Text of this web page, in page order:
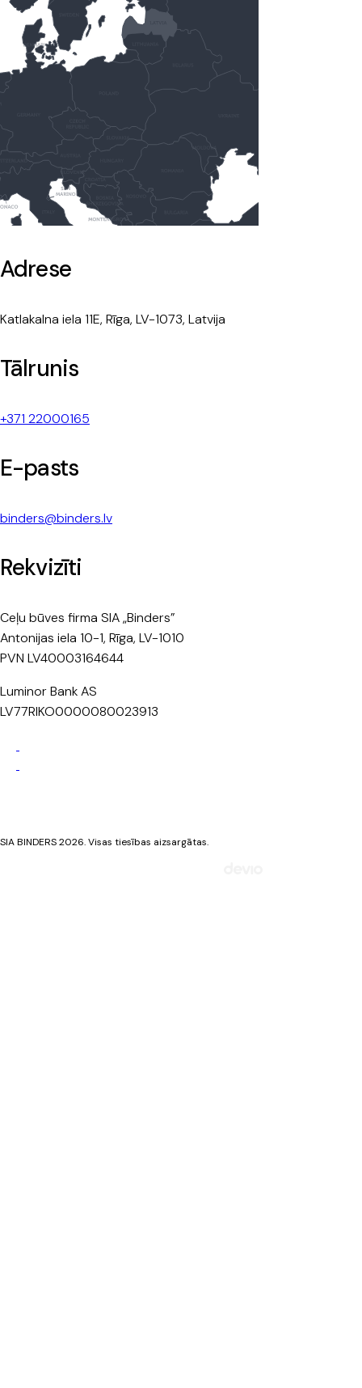
Adrese
Katlakalna iela 11E, Rīga, LV-1073, Latvija
Tālrunis
+371 22000165
E-pasts
binders@binders.lv
Rekvizīti
Ceļu būves firma SIA „Binders”
Antonijas iela 10-1, Rīga, LV-1010
PVN LV40003164644
Luminor Bank AS
LV77RIKO0000080023913
SIA BINDERS 2026. Visas tiesības aizsargātas.